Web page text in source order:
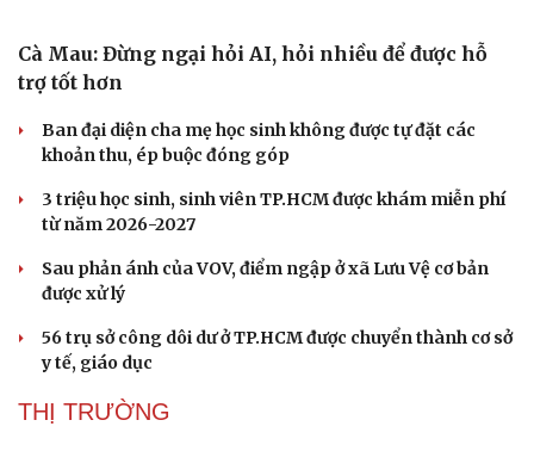
Cà Mau: Đừng ngại hỏi AI, hỏi nhiều để được hỗ
trợ tốt hơn
khoản thu, ép buộc đóng góp